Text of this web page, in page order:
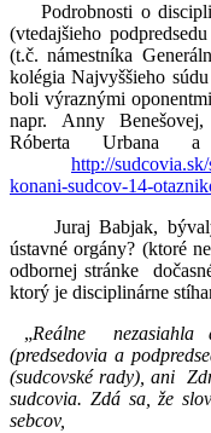
Podrobnosti o
(vtedajšieho
(t.č. námestníka
kolégia Najvyššieho
boli výraznými
napr. Anny
Róberta
http://
konani-sudcov-14-
Juraj Babjak, bývalý
ústavné orgány? (ktoré
odbornej stránke
ktorý je disciplinárne
„Reálne nezasiahla
(predsedovia a
(sudcovské rady), ani
sudcovia. Zdá sa, že
sebcov,